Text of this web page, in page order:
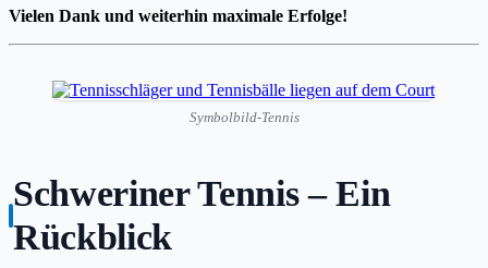
Vielen Dank und weiterhin maximale Erfolge!
Symbolbild-Tennis
Schweriner Tennis – Ein
Rückblick